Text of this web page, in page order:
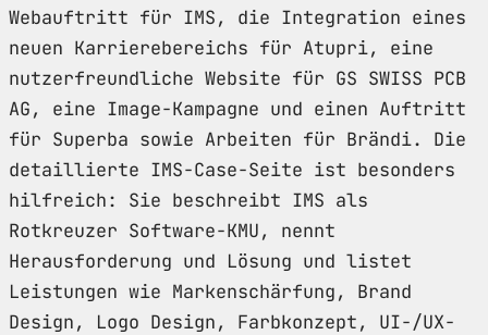
Webauftritt für IMS, die Integration eines
neuen Karrierebereichs für Atupri, eine
nutzerfreundliche Website für GS SWISS PCB
AG, eine Image-Kampagne und einen Auftritt
für Superba sowie Arbeiten für Brändi. Die
detaillierte IMS-Case-Seite ist besonders
hilfreich: Sie beschreibt IMS als
Rotkreuzer Software-KMU, nennt
Herausforderung und Lösung und listet
Leistungen wie Markenschärfung, Brand
Design, Logo Design, Farbkonzept, UI-/UX-